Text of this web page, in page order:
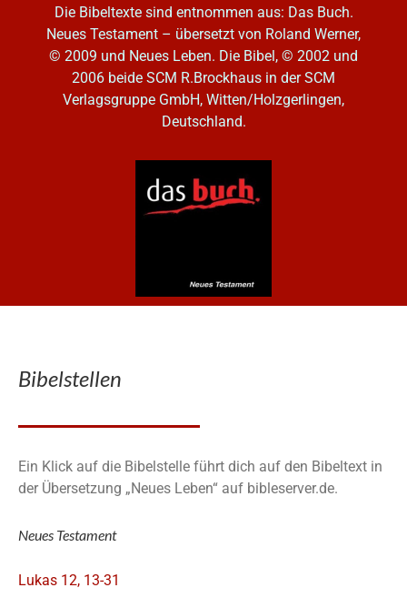
Die Bibeltexte sind entnommen aus: Das Buch.
Neues Testament – übersetzt von Roland Werner,
© 2009 und Neues Leben. Die Bibel, © 2002 und
2006 beide SCM R.Brockhaus in der SCM
Verlagsgruppe GmbH, Witten/Holzgerlingen,
Deutschland.
Bibelstellen
Ein Klick auf die Bibelstelle führt dich auf den Bibeltext in
der Übersetzung „Neues Leben“ auf bibleserver.de.
Neues Testament
Lukas 12, 13-31